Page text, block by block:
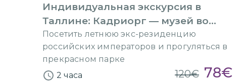
Индивидуальная экскурсия в
Таллине: Кадриорг — музей во
дворце
Посетить летнюю экс-резиденцию
российских императоров и прогуляться в
прекрасном парке
2 часа
120€ 78€